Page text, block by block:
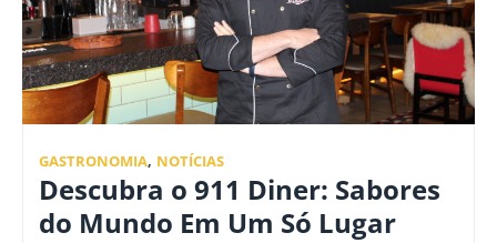
GASTRONOMIA, NOTÍCIAS
Descubra o 911 Diner: Sabores
do Mundo Em Um Só Lugar